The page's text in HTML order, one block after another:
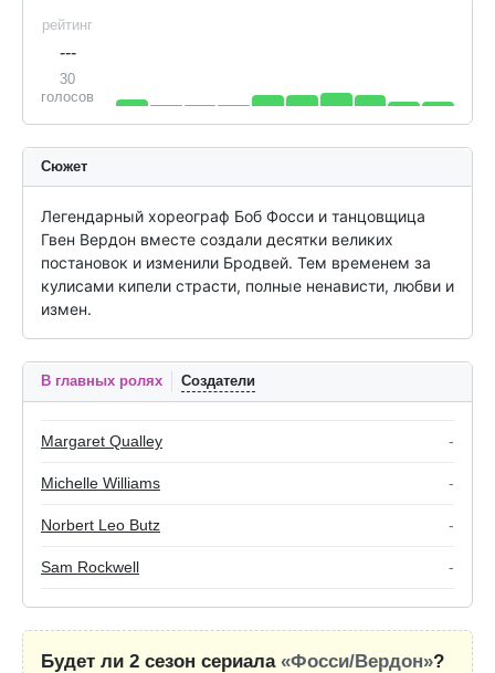
рейтинг
---
30
голосов
Сюжет
Легендарный хореограф Боб Фосси и танцовщица
Гвен Вердон вместе создали десятки великих
постановок и изменили Бродвей. Тем временем за
кулисами кипели страсти, полные ненависти, любви и
измен.
В главных ролях Создатели
Margaret Qualley -
Michelle Williams -
Norbert Leo Butz -
Sam Rockwell -
Будет ли 2 сезон сериала «Фосси/Вердон»?